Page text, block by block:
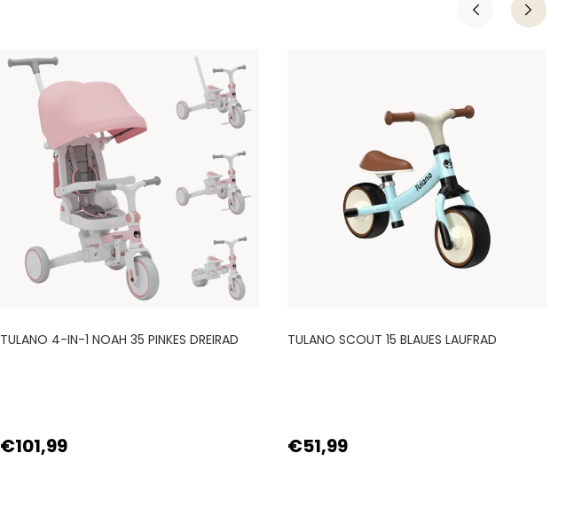
TULANO 4-IN-1 NOAH 35 PINKES DREIRAD
€101,99
TULANO SCOUT 15 BLAUES LAUFRAD
€51,99